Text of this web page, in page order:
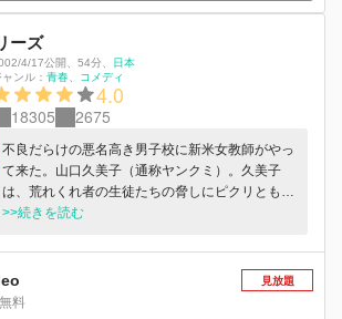
り…。 「重なる記憶」 暴力を振るう⽗親によっ
て母親の死に直面したスホ。その時、時間を戻し
てくれるという謎の声により、スホは母親を蘇ら
せるためのタイムトラベルを始める。そしてもう
一人のタイムトラベラー、ヨンヒ。ストーカーに
追われる地獄の日々から救ってくれた彼氏のチャ
ンソクが死の危機を迎えることになり、彼を生か
すためにタイムトラベルを始める。それぞれ愛す
る人を守るために時間を戻すなか、切り離せない
悲劇に閉じ込められてしまう。 「影の告白」 生
はいつからかジェウンを意識しだす。17歳、混乱
した年頃の恋心は隠せず、ユンホはジェウンへの
思いを自覚する。しかし、同性愛がタブーであっ
ーズ
4/17公開 54分
日本
ャンル： 青春 コメディ
4.0
18305 2675
不良だらけの悪名高き男子校に新米女教師がやっ
て来た。山口久美子（通称ヤンクミ）。久美子
は、荒れくれ者の生徒たちの脅しにピクリともし
ない。なぜなら、彼女の実家は泣く子も黙る任
た教師になった久美子は、家業をひた隠しにする
が、心の中には任侠に裏付けられた熱い正義感が
あり、筋の通らないことは許せない。しかも、幼
>>続きを読む
料
見放題